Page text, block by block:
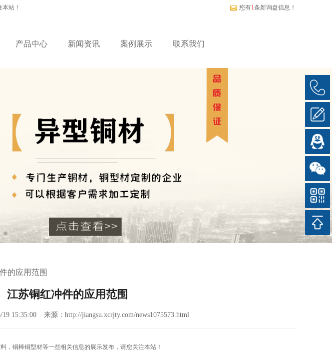
站！ 您有1条新询盘信息！
产品中心 新闻资讯 案例展示 联系我们
的应用范围
江苏铜红冲件的应用范围
15:35:00 来源：http://jiangsu.xcrjty.com/news1075573.html
料，铜棒铜型材等一些相关信息的展示发布，请您关注本站！